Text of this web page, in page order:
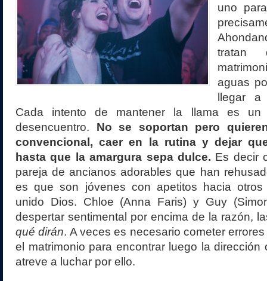
uno
tratan
aguas
llegar a
Cada intento de mantener la llama es un
desencuentro. No se soportan pero
convencional, caer en la rutina y dejar
hasta que la amargura sepa dulce. Es decir
pareja de ancianos adorables que han
es que son jóvenes con apetitos hacia
unido Dios. Chloe (Anna Faris) y Guy
despertar sentimental por encima de la razón,
qué dirán. A veces es necesario cometer
el matrimonio para encontrar luego la dirección
atreve a luchar por ello.